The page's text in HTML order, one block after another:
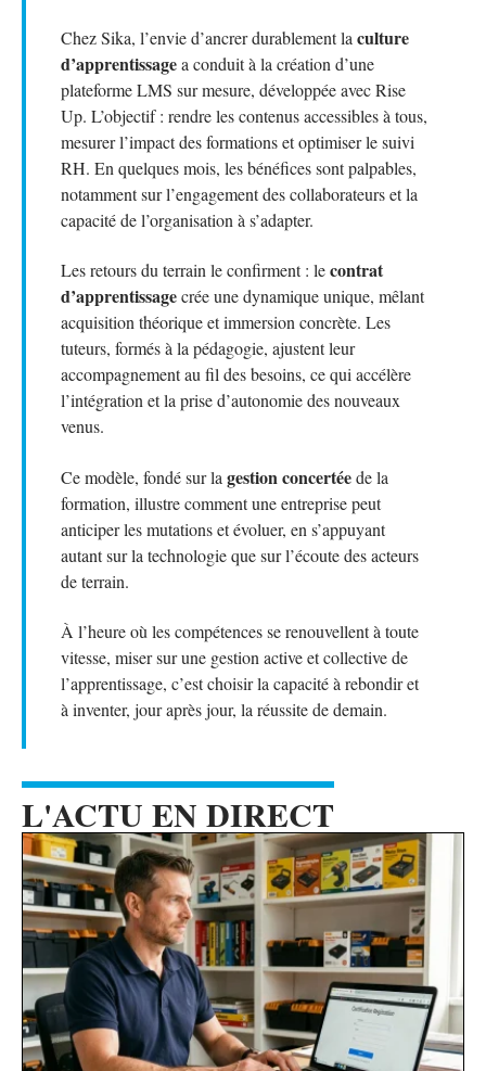
Chez Sika, l’envie d’ancrer durablement la culture
d’apprentissagea conduit à la création d’une
plateforme LMS sur mesure, développée avec Rise
Up. L’objectif : rendre les contenus accessibles à tous,
mesurer l’impact des formations et optimiser le suivi
RH. En quelques mois, les bénéfices sont palpables,
notamment sur l’engagement des collaborateurs et la
capacité de l’organisation à s’adapter.
Les retours du terrain le confirment : lecontrat
d’apprentissagecrée une dynamique unique, mêlant
acquisition théorique et immersion concrète. Les
tuteurs, formés à la pédagogie, ajustent leur
accompagnement au fil des besoins, ce qui accélère
l’intégration et la prise d’autonomie des nouveaux
venus.
Ce modèle, fondé sur la gestion concertéede la
formation, illustre comment une entreprise peut
anticiper les mutations et évoluer, en s’appuyant
autant sur la technologie que sur l’écoute des acteurs
de terrain.
À l’heure où les compétences se renouvellent à toute
vitesse, miser sur une gestion active et collective de
l’apprentissage, c’est choisir la capacité à rebondir et
à inventer, jour après jour, la réussite de demain.
L'ACTU EN DIRECT